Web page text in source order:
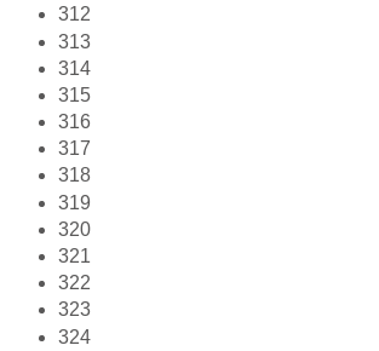
312
313
314
315
316
317
318
319
320
321
322
323
324